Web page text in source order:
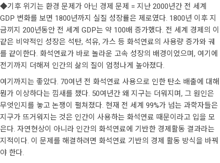
◆기후 위기는 환경 문제가 아닌 경제 문제 = 지난 2000년간 전 세계
GDP 변화를 보면 1800년까지 실질 성장률은 제로였다. 1800년 이후 지
금끼지 200년동안 전 세계 GDP는 약 100배 증가했다. 전 세계 경제의 이
같은 비약적인 성장은 석탄, 석유, 가스 등 화석연료의 사용량 증가와 궤
를 같이한다. 화석연료가 바로 놀라운 고속 성장의 배경이었으며, 여기에
전기까지 더해져 인간의 삶의 질이 엄청나게 높아졌다.
여기까지는 좋았다. 70여년 전 화석연료 사용으로 인한 탄소 배출에 대해
뭔가 이상하다는 낌새를 챘다. 50여년간 왜 지구는 더워지며, 그 원인은
무엇인지를 놓고 논쟁이 펼쳐졌다. 현재 전 세계 99%가 넘는 과학자들은
지구가 뜨거워지는 것은 인간이 사용하는 화석연료 때문이라고 입을 모
은다. 자연현상이 아니라 인간의 화석연료에 기반한 경제활동 결과라는
지적이다. 이 문제를 해결하려면 화석연료 기반의 경제 활동 방식을 바꿔
야 한다.